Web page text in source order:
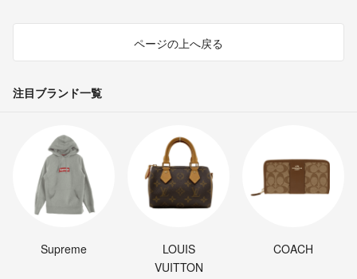
ページの上へ戻る
注目ブランド一覧
Supreme
LOUIS
VUITTON
COACH